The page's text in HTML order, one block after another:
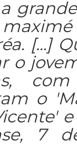
[...]
o
o
7